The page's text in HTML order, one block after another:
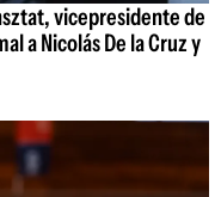
vicepresidente de
a Nicolás De la Cruz y